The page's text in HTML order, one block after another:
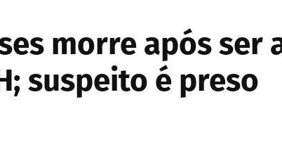
morre após
suspeito é preso